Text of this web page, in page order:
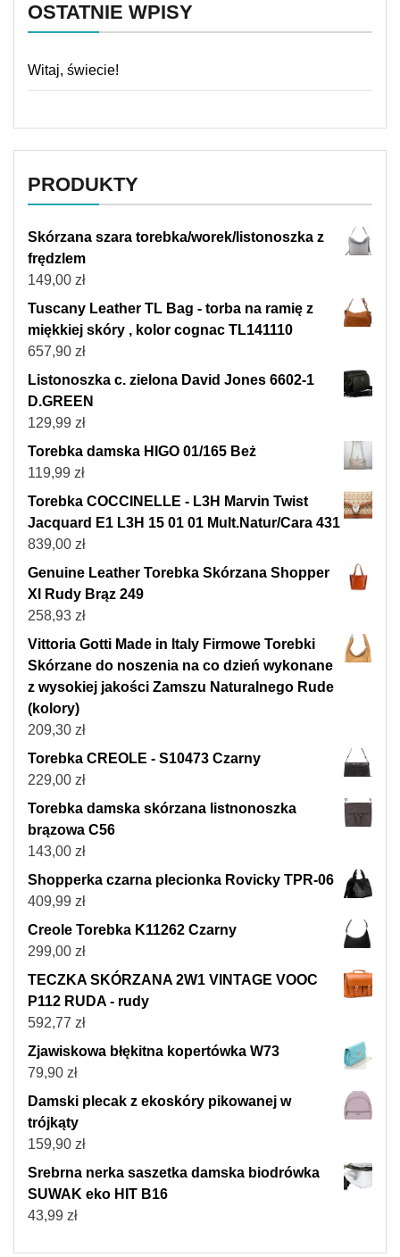
OSTATNIE WPISY
Witaj, świecie!
PRODUKTY
Skórzana szara torebka/worek/listonoszka z
frędzlem
149,00 zł
Tuscany Leather TL Bag - torba na ramię z
miękkiej skóry , kolor cognac TL141110
657,90 zł
Listonoszka c. zielona David Jones 6602-1
D.GREEN
129,99 zł
Torebka damska HIGO 01/165 Beż
119,99 zł
Torebka COCCINELLE - L3H Marvin Twist
Jacquard E1 L3H 15 01 01 Mult.Natur/Cara 431
839,00 zł
Genuine Leather Torebka Skórzana Shopper
Xl Rudy Brąz 249
258,93 zł
Vittoria Gotti Made in Italy Firmowe Torebki
Skórzane do noszenia na co dzień wykonane
z wysokiej jakości Zamszu Naturalnego Rude
(kolory)
209,30 zł
Torebka CREOLE - S10473 Czarny
229,00 zł
Torebka damska skórzana listnonoszka
brązowa C56
143,00 zł
Shopperka czarna plecionka Rovicky TPR-06
409,99 zł
Creole Torebka K11262 Czarny
299,00 zł
TECZKA SKÓRZANA 2W1 VINTAGE VOOC
P112 RUDA - rudy
592,77 zł
Zjawiskowa błękitna kopertówka W73
79,90 zł
Damski plecak z ekoskóry pikowanej w
trójkąty
159,90 zł
Srebrna nerka saszetka damska biodrówka
SUWAK eko HIT B16
43,99 zł